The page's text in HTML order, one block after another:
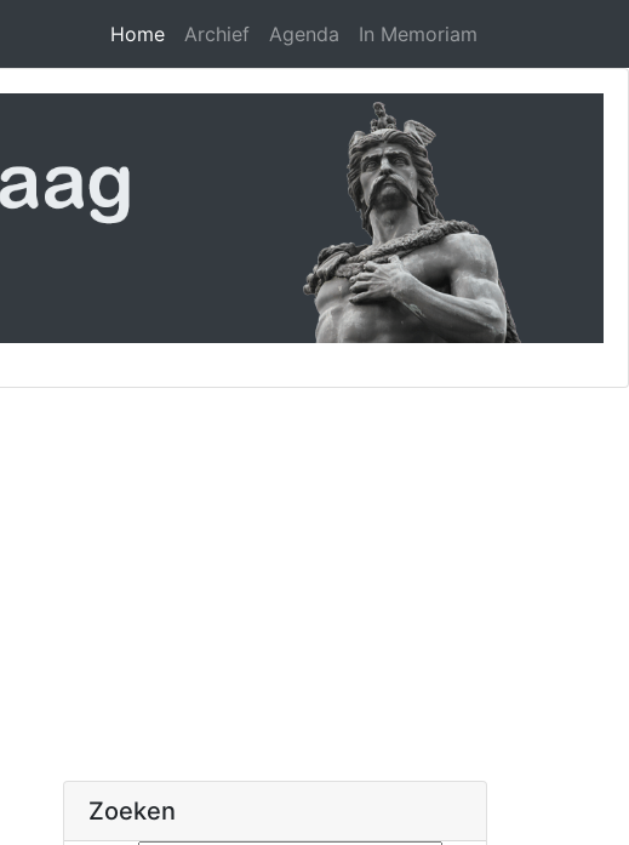
Home Archief Agenda In Memoriam
Zoeken